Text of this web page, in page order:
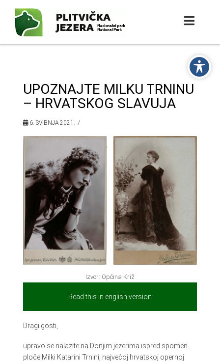
UPOZNAJTE MILKU TRNINU
– HRVATSKOG SLAVUJA
6. SVIBNJA 2021.
Izvor: Općina Križ
Read this in english version
Dragi gosti,
upravo se nalazite na Donjim jezerima ispred spomen-
ploče Milki Katarini Trnini, najvećoj hrvatskoj opernoj